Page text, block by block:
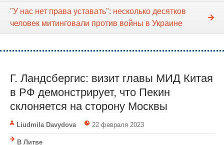
"У нас нет права уставать": несколько десятков
человек митинговали против войны в Украине
Г. Ландсбергис: визит главы МИД Китая
в РФ демонстрирует, что Пекин
склоняется на сторону Москвы
Liudmila Davydova 22 февраля 2023
В Литве